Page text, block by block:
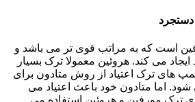
دستجرد
است که به مراتب قوی تر می باشد و
می کند. هروئین معمولا ترک بسیار
های ترک اعتیاد از روش متادون برای
اما متادون خود باعث اعتیاد می
ترک مورفین و هروئین استفاده می